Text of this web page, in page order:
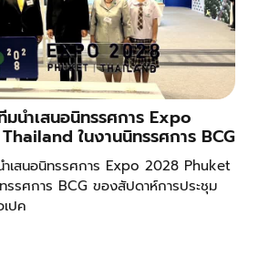
มนำเสนอนิทรรศการ Expo
ในงานนิทรรศการ BCG
ำเสนอนิทรรศการ Expo 2028 Phuket
รรศการ BCG ของสัปดาห์การประชุม
เปค